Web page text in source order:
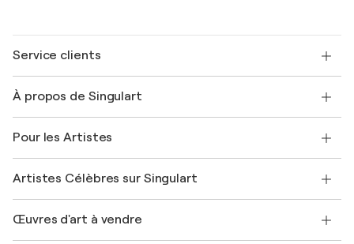
Service clients
Expédition
Offrir une carte cadeau
Rejoignez notre programme commercial
Mon compte
+33 1 76 44 06 42
À propos de Singulart
FAQ
Magazine Singulart
Emplois
Découvrez une sélection d'art original
Pour les Artistes
Se connecter en tant qu'Artiste
Artistes Célèbres sur Singulart
Marc Chagall
Œuvres d'art à vendre